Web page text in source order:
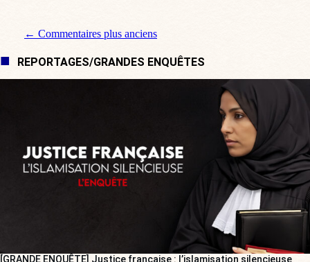
Navigation de commentaire
← Commentaires plus anciens
REPORTAGES/GRANDES ENQUÊTES
[GRANDE ENQUÊTE] Justice française : l’islamisation silencieuse